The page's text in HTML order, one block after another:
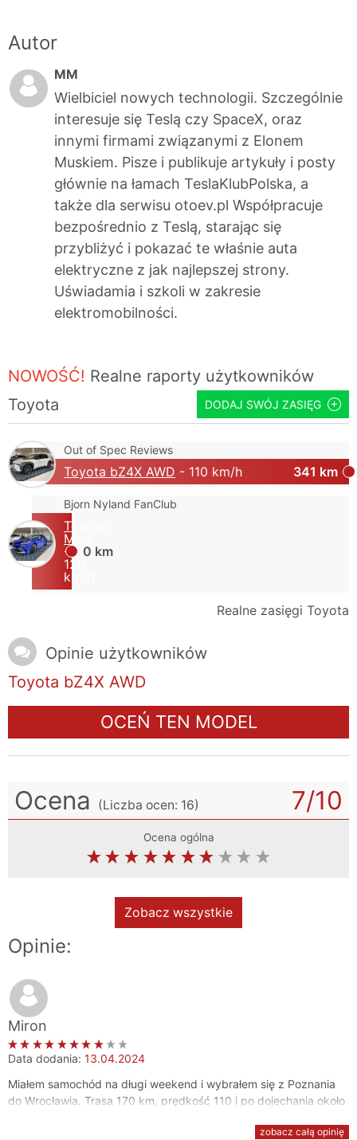
Autor
MM
Wielbiciel nowych technologii. Szczególnie
interesuje się Teslą czy SpaceX, oraz
innymi firmami związanymi z Elonem
Muskiem. Pisze i publikuje artykuły i posty
głównie na łamach TeslaKlubPolska, a
także dla serwisu otoev.pl Współpracuje
bezpośrednio z Teslą, starając się
przybliżyć i pokazać te właśnie auta
elektryczne z jak najlepszej strony.
Uświadamia i szkoli w zakresie
elektromobilności.
NOWOŚĆ! Realne raporty użytkowników
Toyota
DODAJ SWÓJ ZASIĘG
Out of Spec Reviews
Toyota bZ4X AWD - 110 km/h 341 km
Bjorn Nyland FanClub
Toyota
Mirai
-
120
km/h
0 km
Realne zasięgi Toyota
Opinie użytkowników
Toyota bZ4X AWD
OCEŃ TEN MODEL
Ocena (Liczba ocen: 16) 7/10
Ocena ogólna
Zobacz wszystkie
Opinie:
Miron
Data dodania: 13.04.2024
Miałem samochód na długi weekend i wybrałem się z Poznania
do Wrocławia. Trasa 170 km, prędkość 110 i po dojechania około
oszukuje. Z powrotem 100 km. Temperatura 25 więc klima
zobacz całą opinię